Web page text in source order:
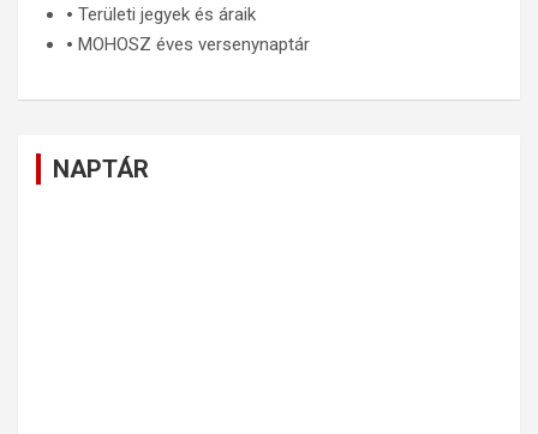
🞄 Területi jegyek és áraik
🞄 MOHOSZ éves versenynaptár
NAPTÁR